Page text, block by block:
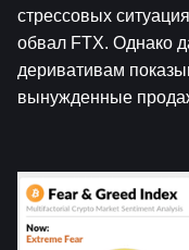
стрессовых
обвал FTX. Однако
деривативам
вынужденные